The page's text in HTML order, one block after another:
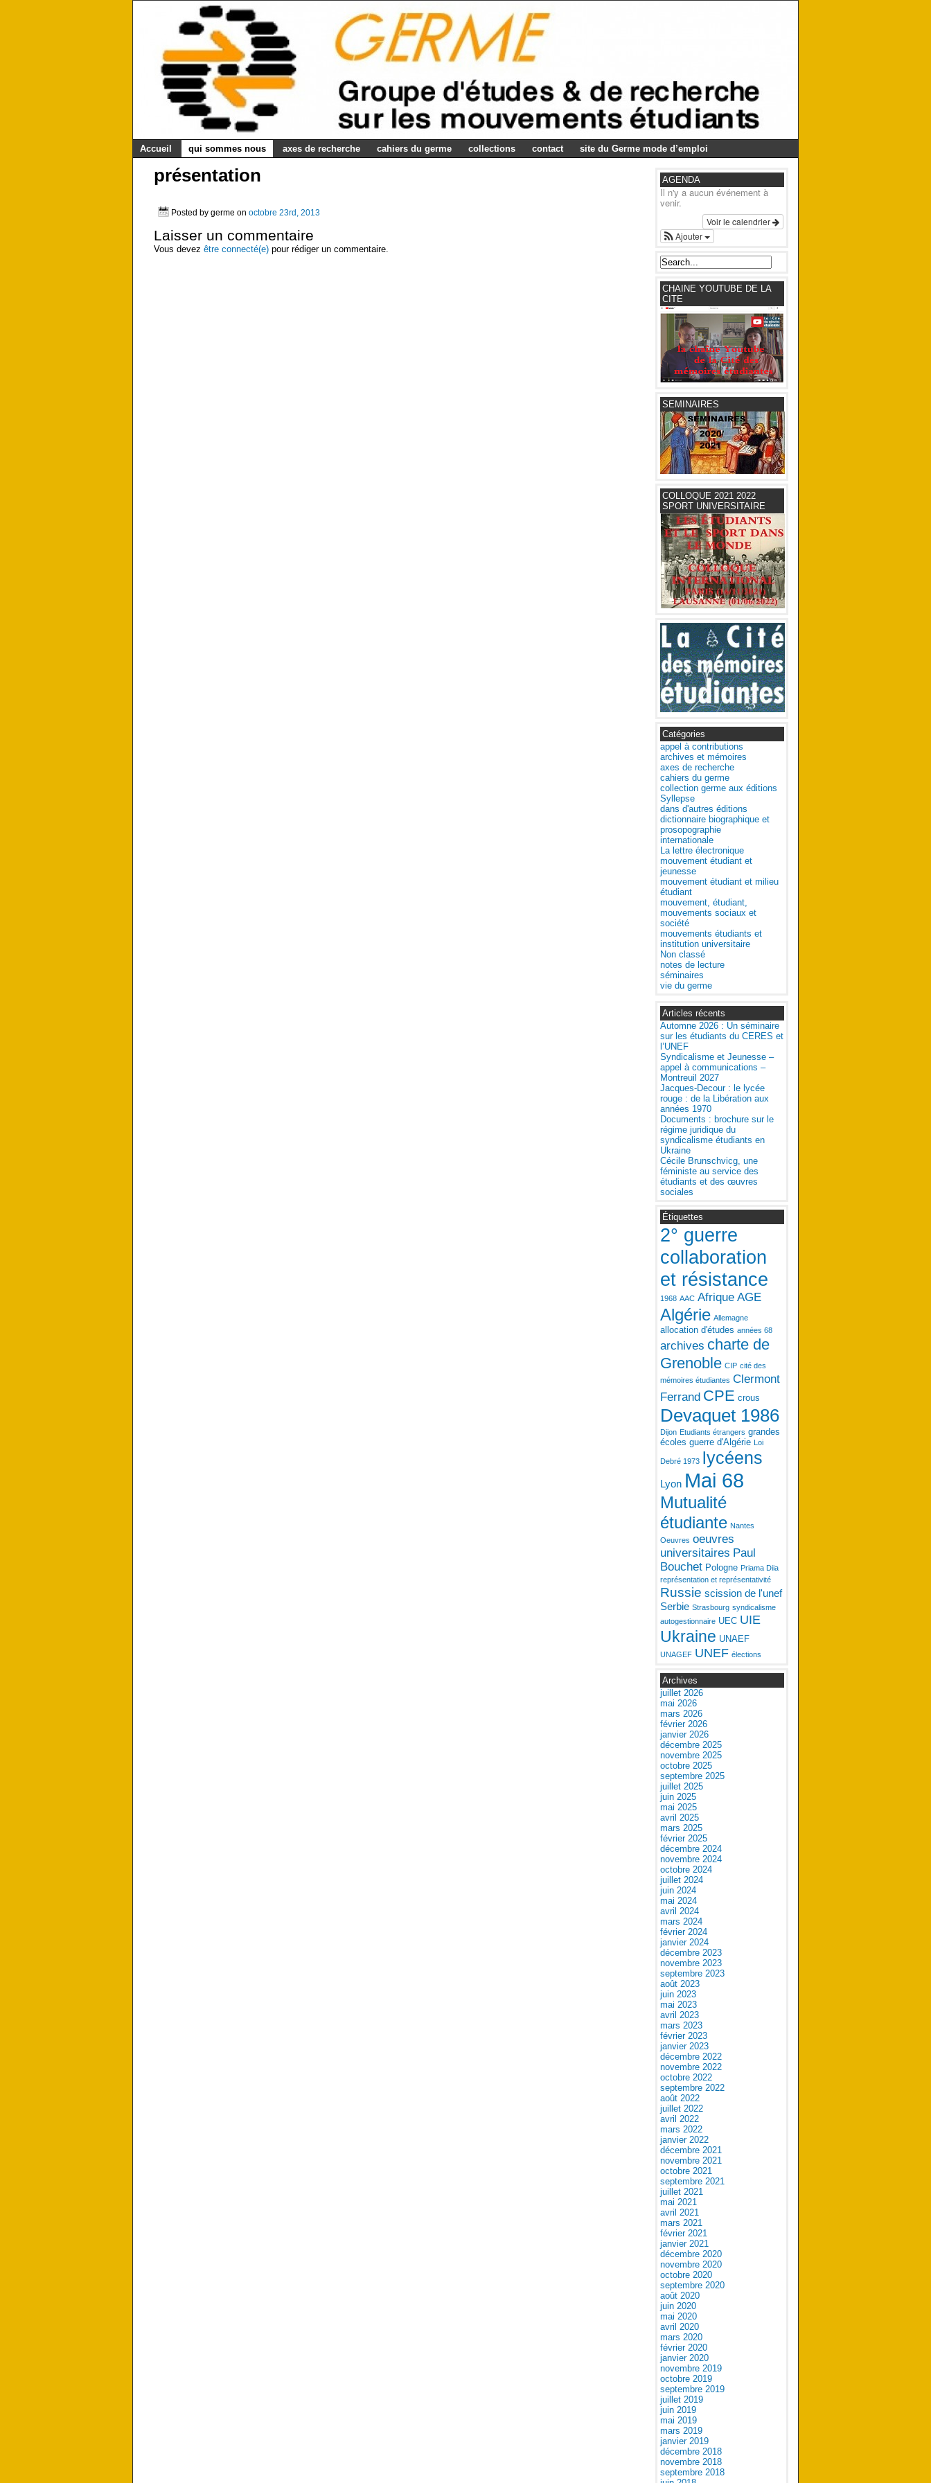
Accueil qui sommes nous axes de recherche cahiers du germe collections contact site du Germe mode d’emploi
présentation
Posted by germe on octobre 23rd, 2013
Laisser un commentaire
Vous devez être connecté(e) pour rédiger un commentaire.
AGENDA
Il n'y a aucun événement à
venir.
Voir le calendrier
Ajouter
CHAINE YOUTUBE DE LA
CITE
SEMINAIRES
COLLOQUE 2021 2022
SPORT UNIVERSITAIRE
Catégories
appel à contributions
archives et mémoires
axes de recherche
cahiers du germe
collection germe aux éditions
Syllepse
dans d'autres éditions
dictionnaire biographique et
prosopographie
internationale
La lettre électronique
mouvement étudiant et
jeunesse
mouvement étudiant et milieu
étudiant
mouvement, étudiant,
mouvements sociaux et
société
mouvements étudiants et
institution universitaire
Non classé
notes de lecture
séminaires
vie du germe
Articles récents
Automne 2026 : Un séminaire
sur les étudiants du CERES et
l’UNEF
Syndicalisme et Jeunesse –
appel à communications –
Montreuil 2027
Jacques-Decour : le lycée
rouge : de la Libération aux
années 1970
Documents : brochure sur le
régime juridique du
syndicalisme étudiants en
Ukraine
Cécile Brunschvicg, une
féministe au service des
étudiants et des œuvres
sociales
Étiquettes
2° guerre
collaboration
et résistance
1968 AAC Afrique AGE
Algérie Allemagne
allocation d'études années 68
archives charte de
Grenoble CIP cité des
mémoires étudiantes Clermont
Ferrand CPE crous
Devaquet 1986
Dijon Etudiants étrangers grandes
écoles guerre d'Algérie Loi
Debré 1973 lycéens
Lyon Mai 68
Mutualité
étudiante Nantes
Oeuvres oeuvres
universitaires Paul
Bouchet Pologne Priama Diia
représentation et représentativité
Russie scission de l'unef
Serbie Strasbourg syndicalisme
autogestionnaire UEC UIE
Ukraine UNAEF
UNAGEF UNEF élections
Archives
juillet 2026
mai 2026
mars 2026
février 2026
janvier 2026
décembre 2025
novembre 2025
octobre 2025
septembre 2025
juillet 2025
juin 2025
mai 2025
avril 2025
mars 2025
février 2025
décembre 2024
novembre 2024
octobre 2024
juillet 2024
juin 2024
mai 2024
avril 2024
mars 2024
février 2024
janvier 2024
décembre 2023
novembre 2023
septembre 2023
août 2023
juin 2023
mai 2023
avril 2023
mars 2023
février 2023
janvier 2023
décembre 2022
novembre 2022
octobre 2022
septembre 2022
août 2022
juillet 2022
avril 2022
mars 2022
janvier 2022
décembre 2021
novembre 2021
octobre 2021
septembre 2021
juillet 2021
mai 2021
avril 2021
mars 2021
février 2021
janvier 2021
décembre 2020
novembre 2020
octobre 2020
septembre 2020
août 2020
juin 2020
mai 2020
avril 2020
mars 2020
février 2020
janvier 2020
novembre 2019
octobre 2019
septembre 2019
juillet 2019
juin 2019
mai 2019
mars 2019
janvier 2019
décembre 2018
novembre 2018
septembre 2018